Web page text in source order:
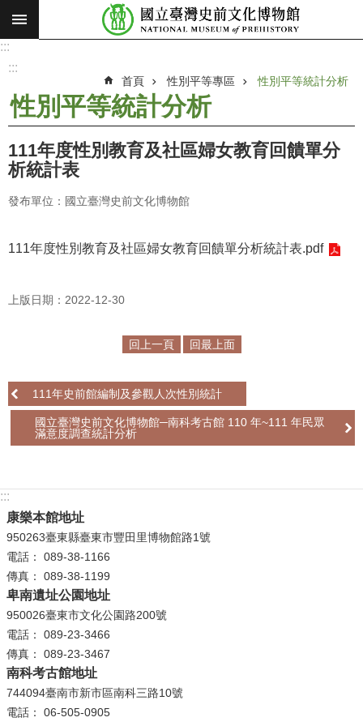
跳到主要內容區塊
搜
願
使
命
最
消
參
學
習
我
們
便
民
服
務
性
別
平
:::
:::
首頁 性別平等專區 性別平等統計分析
性別平等統計分析
111年度性別教育及社區婦女教育回饋單分
析統計表
發布單位：國立臺灣史前文化博物館
111年度性別教育及社區婦女教育回饋單分析統計表.pdf
上版日期：2022-12-30
回上一頁 回最上面
111年史前館編制及參觀人次性別統計
國立臺灣史前文化博物館─南科考古館 110 年~111 年民眾
滿意度調查統計分析
:::
康樂本館地址
950263臺東縣臺東市豐田里博物館路1號
電話： 089-38-1166
傳真： 089-38-1199
卑南遺址公園地址
950026臺東市文化公園路200號
電話： 089-23-3466
傳真： 089-23-3467
南科考古館地址
744094臺南市新市區南科三路10號
電話： 06-505-0905